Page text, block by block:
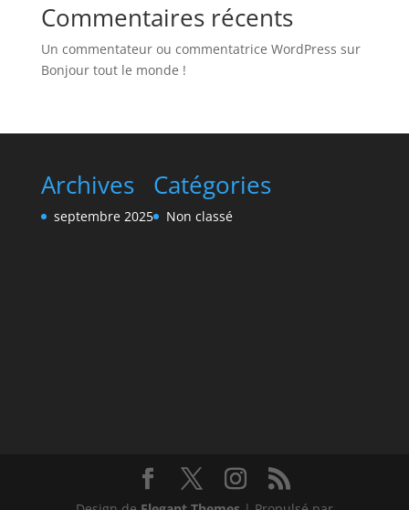
Commentaires récents
Un commentateur ou commentatrice WordPress sur
Bonjour tout le monde !
Archives
septembre 2025
Catégories
Non classé